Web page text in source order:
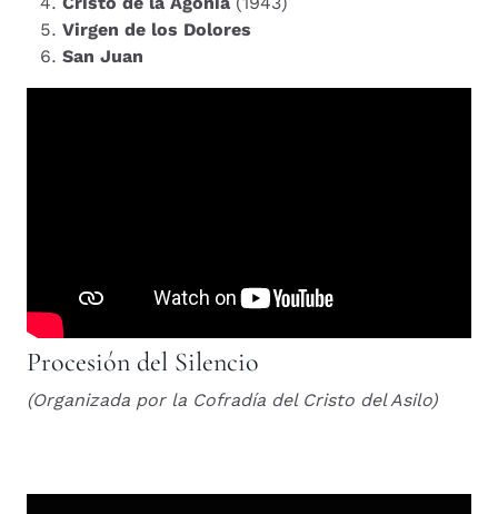
Virgen de los Dolores
San Juan
Procesión del Silencio
(Organizada por la Cofradía del Cristo del Asilo)